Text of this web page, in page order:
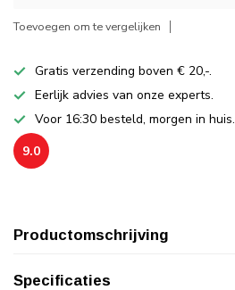
Toevoegen om te vergelijken
Gratis verzending boven € 20,-.
Eerlijk advies van onze experts.
Voor 16:30 besteld, morgen in huis.
9.0
Productomschrijving
Specificaties